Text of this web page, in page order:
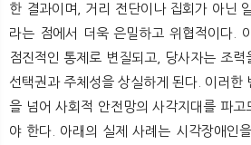
뉴
한 결과이며, 거리 전단이나 집회가 아닌
라는 점에서 더욱 은밀하고 위협적이다.
점진적인 통제로 변질되고, 당사자는 조력
선택권과 주체성을 상실하게 된다. 이러한
을 넘어 사회적 안전망의 사각지대를 파고
야 한다. 아래의 실제 사례는 시각장애인